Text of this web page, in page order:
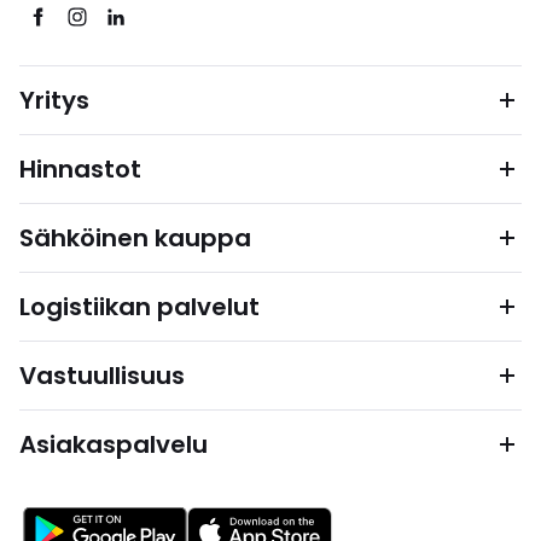
Yritys
Hinnastot
Sähköinen kauppa
Logistiikan palvelut
Vastuullisuus
Asiakaspalvelu